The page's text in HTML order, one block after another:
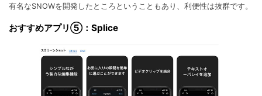
有名なSNOWを開発したところということもあり、利便性は抜群です。
おすすめアプリ⑤：Splice